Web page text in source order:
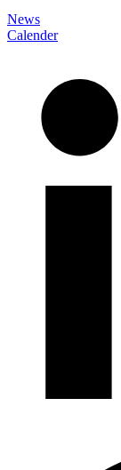
News
Calender